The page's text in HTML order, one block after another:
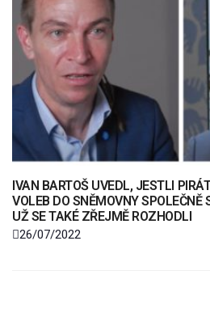
IVAN BARTOŠ UVEDL, JESTLI
VOLEB DO SNĚMOVNY SPOLEČNĚ
UŽ SE TAKÉ ZŘEJMĚ ROZHODLI
26/07/2022